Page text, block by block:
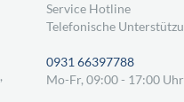
,
Service Hotline
Telefonische
0931 66397788
Mo-Fr, 09:00 - 17:00 Uhr